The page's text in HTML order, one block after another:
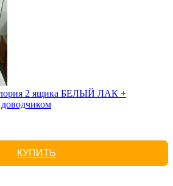
2 ящика БЕЛЫЙ ЛАК +
КУПИТЬ